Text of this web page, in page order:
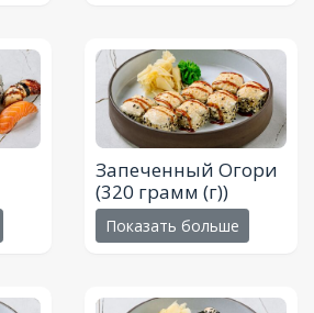
Запеченный Огори
(320 грамм (г))
Показать больше